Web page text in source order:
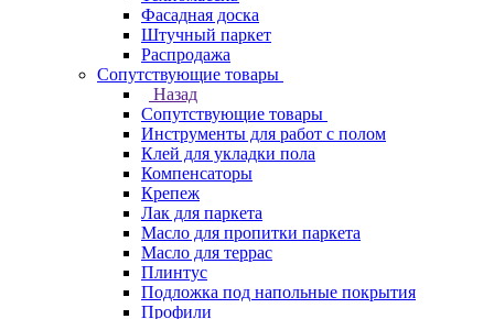
Фасадная доска
Штучный паркет
Распродажа
Сопутствующие товары
Назад
Сопутствующие товары
Инструменты для работ с полом
Клей для укладки пола
Компенсаторы
Крепеж
Лак для паркета
Масло для пропитки паркета
Масло для террас
Плинтус
Подложка под напольные покрытия
Профили